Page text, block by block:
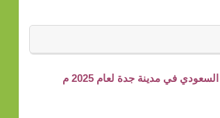
في مدينة جدة لعام 2025 م